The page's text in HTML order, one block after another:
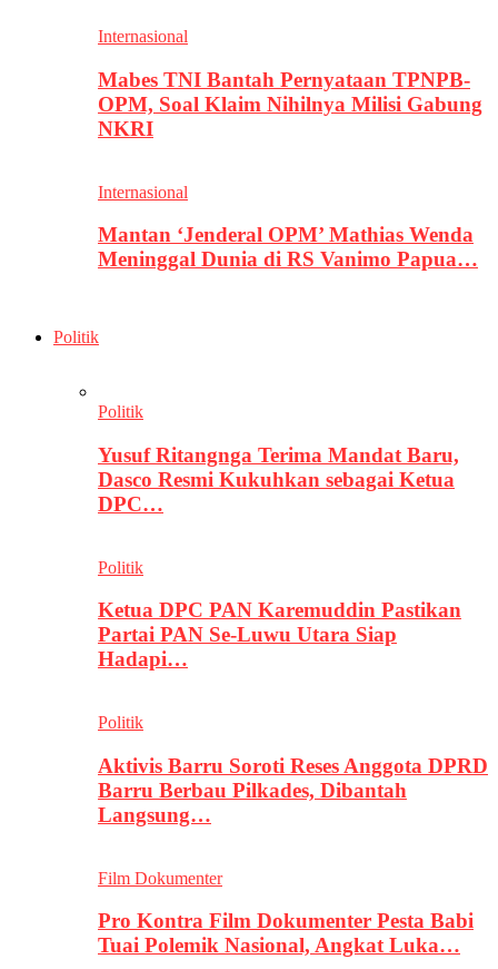
Internasional
Mabes TNI Bantah Pernyataan TPNPB-
OPM, Soal Klaim Nihilnya Milisi Gabung
NKRI
Internasional
Mantan ‘Jenderal OPM’ Mathias Wenda
Meninggal Dunia di RS Vanimo Papua…
Politik
Politik
Yusuf Ritangnga Terima Mandat Baru,
Dasco Resmi Kukuhkan sebagai Ketua
DPC…
Politik
Ketua DPC PAN Karemuddin Pastikan
Partai PAN Se-Luwu Utara Siap
Hadapi…
Politik
Aktivis Barru Soroti Reses Anggota DPRD
Barru Berbau Pilkades, Dibantah
Langsung…
Film Dokumenter
Pro Kontra Film Dokumenter Pesta Babi
Tuai Polemik Nasional, Angkat Luka…